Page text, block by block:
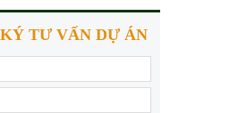
TƯ VẤN DỰ ÁN